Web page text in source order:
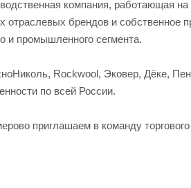
компания, работающая
брендов и собственное
и промышленного сегмента.
Rockwool, Эковер, Дёке,
по всей России.
приглашаем в команду